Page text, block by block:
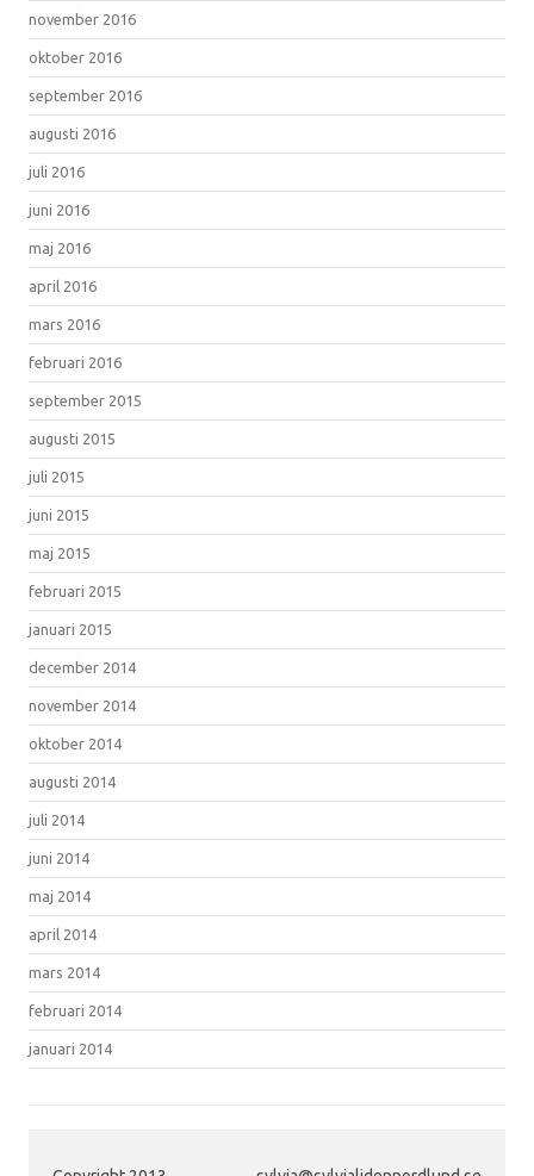
november 2016
oktober 2016
september 2016
augusti 2016
juli 2016
juni 2016
maj 2016
april 2016
mars 2016
februari 2016
september 2015
augusti 2015
juli 2015
juni 2015
maj 2015
februari 2015
januari 2015
december 2014
november 2014
oktober 2014
augusti 2014
juli 2014
juni 2014
maj 2014
april 2014
mars 2014
februari 2014
januari 2014